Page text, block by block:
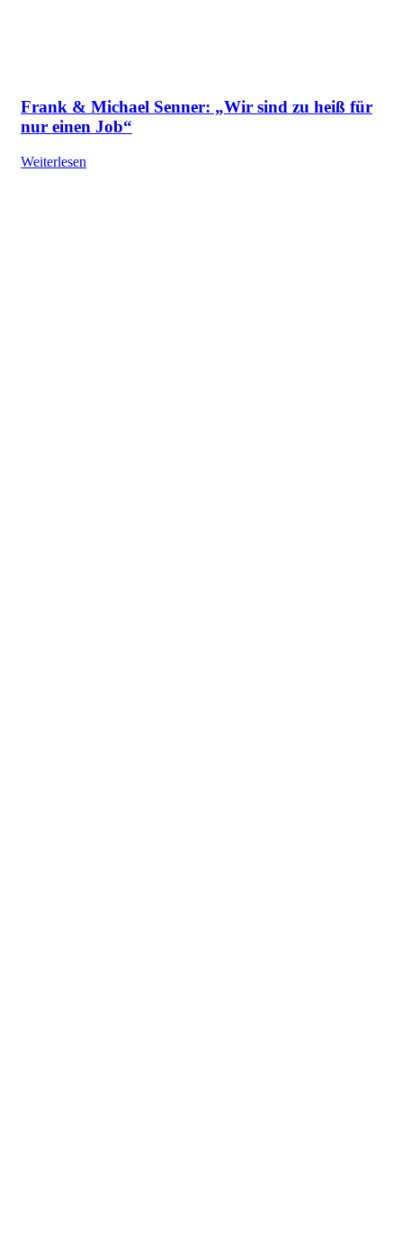
Frank & Michael Senner: „Wir sind zu heiß für
nur einen Job“
Weiterlesen